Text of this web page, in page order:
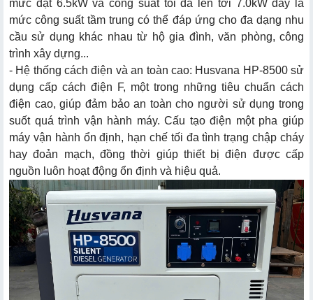
mức đạt 6.5kW và công suất tối đa lên tới 7.0kW đây là
mức công suất tầm trung có thể đáp ứng cho đa dạng nhu
cầu sử dụng khác nhau từ hộ gia đình, văn phòng, công
trình xây dựng...
- Hệ thống cách điện và an toàn cao: Husvana HP-8500 sử
dụng cấp cách điện F, một trong những tiêu chuẩn cách
điện cao, giúp đảm bảo an toàn cho người sử dụng trong
suốt quá trình vận hành máy. Cấu tạo điện một pha giúp
máy vận hành ổn định, hạn chế tối đa tình trạng chập cháy
hay đoản mạch, đồng thời giúp thiết bị điện được cấp
nguồn luôn hoạt động ổn định và hiệu quả.